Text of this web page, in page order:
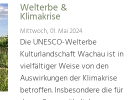
Welterbe &
Klimakrise
Mittwoch, 01. Mai 2024
Die UNESCO-Welterbe
Kulturlandschaft Wachau ist in
vielfältiger Weise von den
Auswirkungen der Klimakrise
betroffen. Insbesondere die für